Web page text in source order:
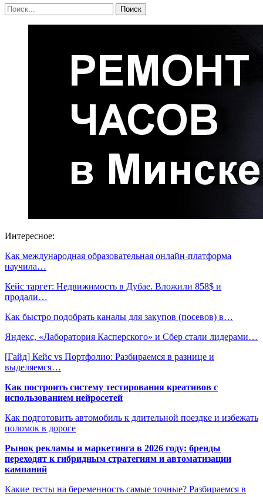
Интересное:
Как международная образовательная онлайн-платформа
научила…
Кейс таргет: Недвижимость в Дубае. Вложили 858$ и
продали…
Как быстро подобрать каналы для закупов (посевов) в…
Яндекс, «Лаборатория Касперского» и Сбер стали лидерами…
[Гайд] Кейс vs Портфолио: Разбираемся в разнице и
выделяемся…
Как построить систему тестирования креативов с
использованием нейросетей
Как подготовить автомобиль к длительной поездке и избежать
поломок в дороге
Рынок рекламы и маркетинга в 2026 году: бренды
переходят к гибридным стратегиям и автоматизации
кампаний
Какие тесты на беременность самые точные? Разбираемся в